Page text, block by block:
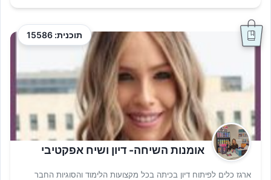
תוכנית: 15586
אומנות השיחה- דיון ושיח אפקטיבי
ארגז כלים לפיתוח דיון בכיתה בכל מקצועות הלימוד והסוגיות החבר